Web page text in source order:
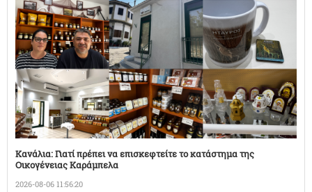
Κανάλια: Γιατί πρέπει να επισκεφτείτε το κατάστημα της
Οικογένειας Καράμπελα
2026-08-06 11:56:20